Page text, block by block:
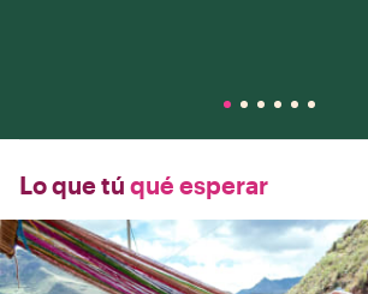
Lo que tú qué esperar